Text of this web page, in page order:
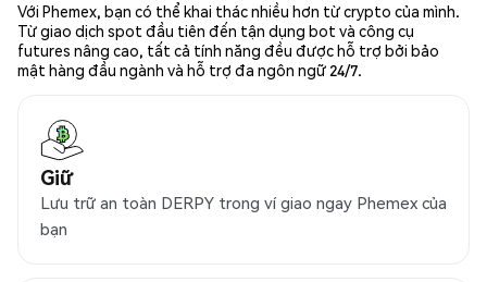
Với Phemex, bạn có thể khai thác nhiều hơn từ crypto của mình.
Từ giao dịch spot đầu tiên đến tận dụng bot và công cụ
futures nâng cao, tất cả tính năng đều được hỗ trợ bởi bảo
mật hàng đầu ngành và hỗ trợ đa ngôn ngữ 24/7.
Giữ
Lưu trữ an toàn DERPY trong ví giao ngay Phemex của
bạn